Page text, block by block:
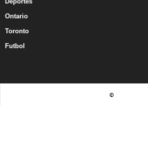
Ontario
Toronto
Futbol
©